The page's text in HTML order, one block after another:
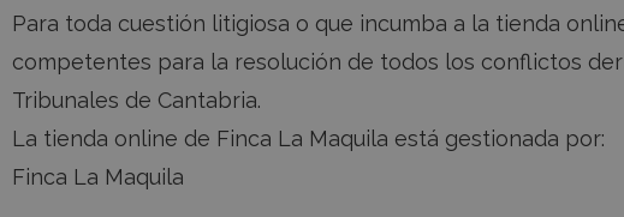
Para toda cuestión litigiosa o que incumba a la tienda
competentes para la resolución de todos los conflictos
Tribunales de Cantabria.
La tienda online de Finca La Maquila está gestionada por:
Finca La Maquila